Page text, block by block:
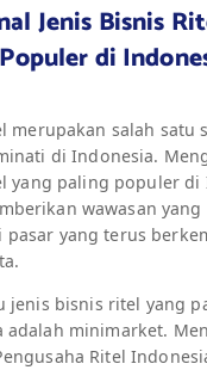
Jenis Bisnis
di
merupakan salah satu
di Indonesia.
yang paling populer di
wawasan
pasar yang terus
jenis bisnis ritel yang
adalah minimarket.
Ritel